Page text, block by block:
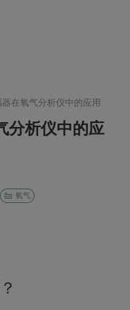
在氧气分析仪中的应用
分析仪中的应
氧气